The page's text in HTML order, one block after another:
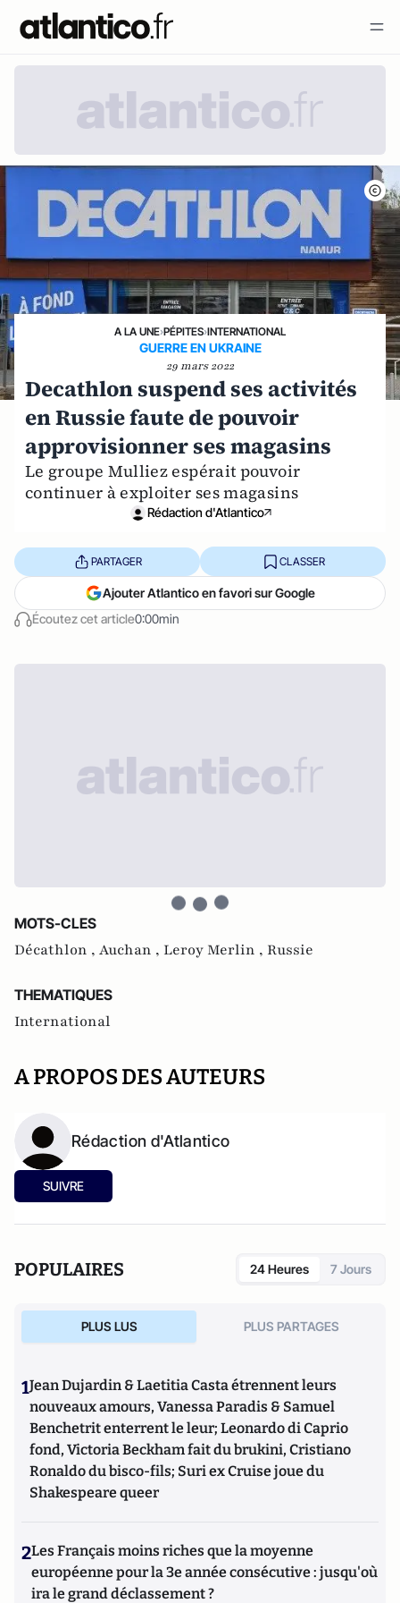
A LA UNE›PÉPITES›INTERNATIONAL
GUERRE EN UKRAINE
29 mars 2022
Decathlon suspend ses activités
en Russie faute de pouvoir
approvisionner ses magasins
Le groupe Mulliez espérait pouvoir
continuer à exploiter ses magasins
Rédaction d'Atlantico
Écoutez cet article0:00min
PARTAGER CLASSER
Ajouter Atlantico en favori sur Google
MOTS-CLES
Décathlon , Auchan , Leroy Merlin , Russie
THEMATIQUES
International
A PROPOS DES AUTEURS
Rédaction d'Atlantico
SUIVRE
POPULAIRES 24 Heures 7 Jours
PLUS LUS PLUS PARTAGES
1Jean Dujardin & Laetitia Casta étrennent leurs
nouveaux amours, Vanessa Paradis & Samuel
Benchetrit enterrent le leur; Leonardo di Caprio
fond, Victoria Beckham fait du brukini, Cristiano
Ronaldo du bisco-fils; Suri ex Cruise joue du
Shakespeare queer
2Les Français moins riches que la moyenne
européenne pour la 3e année consécutive : jusqu'où
ira le grand déclassement ?